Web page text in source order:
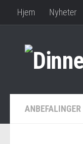
Hjem Nyheter
ANBEFALINGER